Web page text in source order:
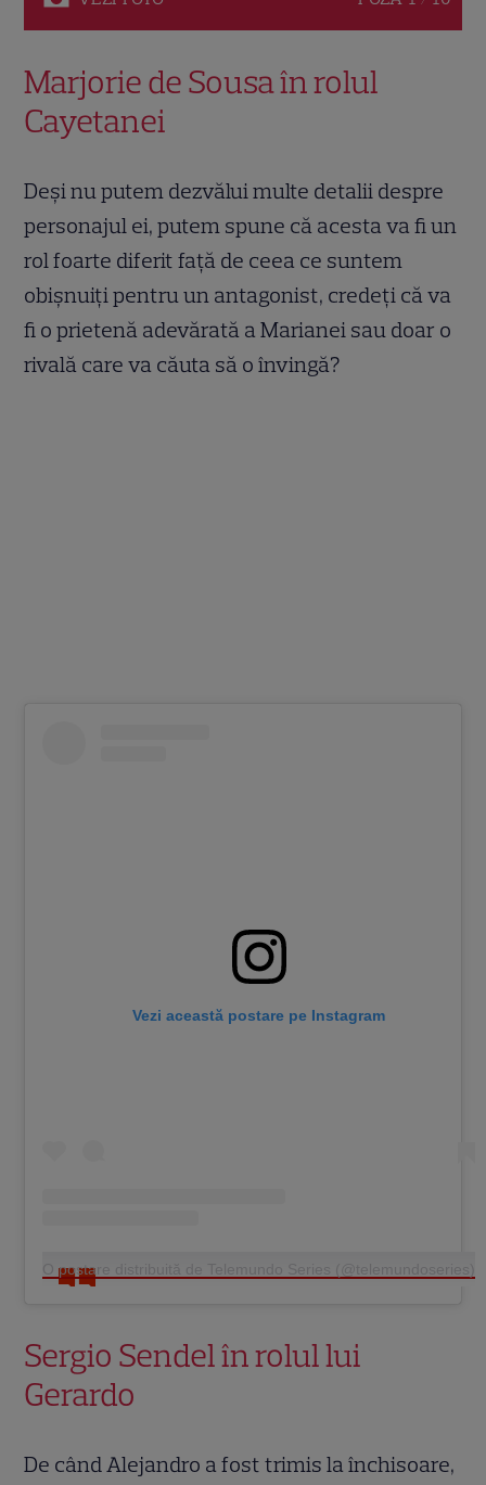
Marjorie de Sousa în rolul
Cayetanei
Deși nu putem dezvălui multe detalii despre
personajul ei, putem spune că acesta va fi un
rol foarte diferit față de ceea ce suntem
obișnuiți pentru un antagonist, credeți că va
fi o prietenă adevărată a Marianei sau doar o
rivală care va căuta să o învingă?
Vezi această postare pe Instagram
O postare distribuită de Telemundo Series (@telemundoseries)
Sergio Sendel în rolul lui
Gerardo
De când Alejandro a fost trimis la închisoare,